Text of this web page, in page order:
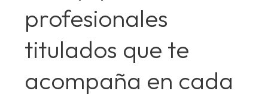
profesionales
titulados que te
acompaña en cada